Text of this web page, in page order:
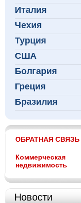
Италия
Чехия
Турция
США
Болгария
Греция
Бразилия
ОБРАТНАЯ СВЯЗЬ
Коммерческая
недвижимость
Новости